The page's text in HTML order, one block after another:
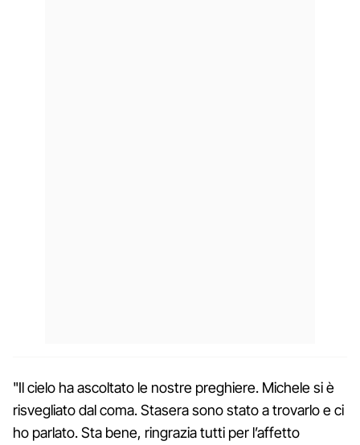
"Il cielo ha ascoltato le nostre preghiere. Michele si è
risvegliato dal coma. Stasera sono stato a trovarlo e ci
ho parlato. Sta bene, ringrazia tutti per l’affetto